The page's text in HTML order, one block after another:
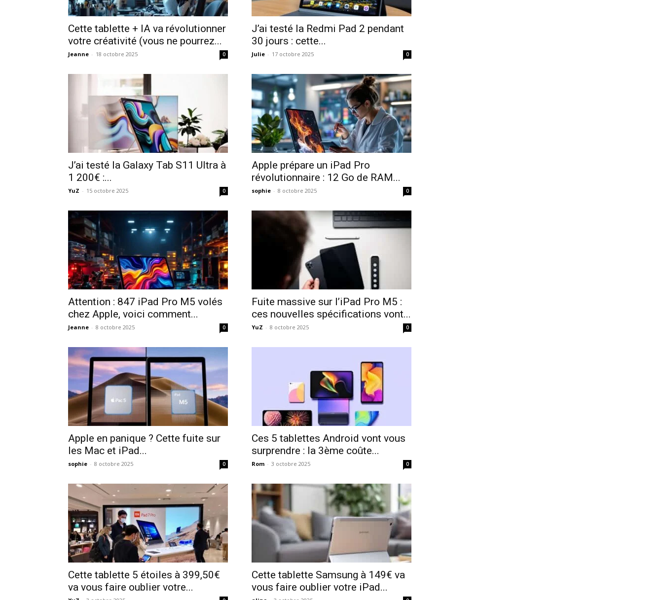
Cette tablette + IA va révolutionner
votre créativité (vous ne pourrez...
Jeanne - 18 octobre 2025 0
J’ai testé la Redmi Pad 2 pendant
30 jours : cette...
Julie - 17 octobre 2025 0
J’ai testé la Galaxy Tab S11 Ultra à
1 200€ :...
YuZ - 15 octobre 2025 0
Apple prépare un iPad Pro
révolutionnaire : 12 Go de RAM...
sophie - 8 octobre 2025 0
Attention : 847 iPad Pro M5 volés
chez Apple, voici comment...
Jeanne - 8 octobre 2025 0
Fuite massive sur l’iPad Pro M5 :
ces nouvelles spécifications vont...
YuZ - 8 octobre 2025 0
Apple en panique ? Cette fuite sur
les Mac et iPad...
sophie - 8 octobre 2025 0
Ces 5 tablettes Android vont vous
surprendre : la 3ème coûte...
Rom - 3 octobre 2025 0
Cette tablette 5 étoiles à 399,50€
va vous faire oublier votre...
Cette tablette Samsung à 149€ va
vous faire oublier votre iPad...